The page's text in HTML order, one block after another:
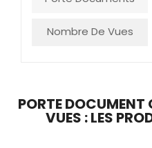
Nombre De Vues
PORTE
VUES : LES